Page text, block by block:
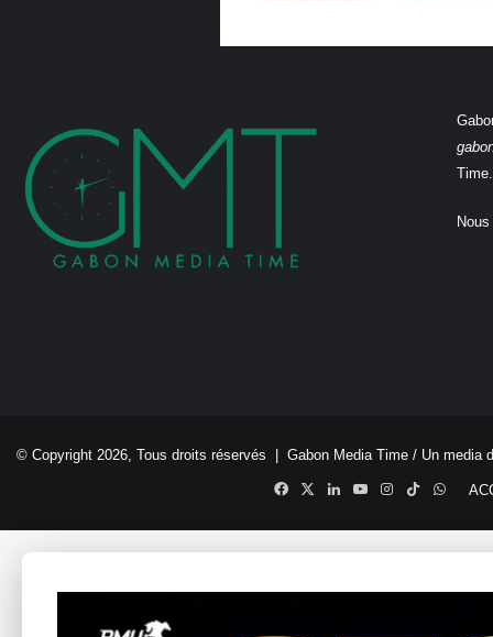
Time.
© Copyright 2026, Tous droits réservés | Gabon Media Time / Un media
Facebook
X LinkedinYouTubeInstagram
TikTok